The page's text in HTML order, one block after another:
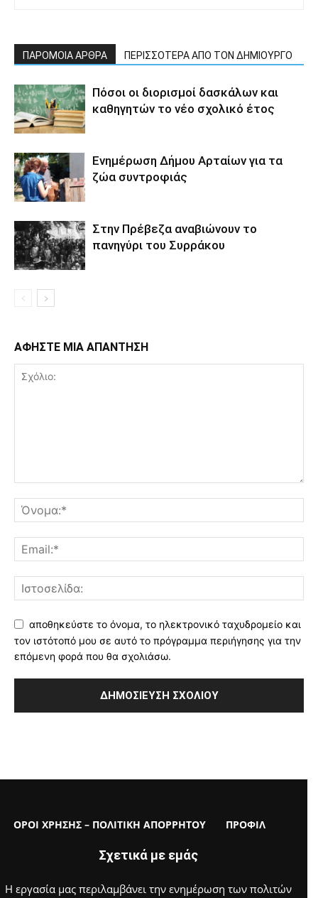
ΠΑΡΟΜΟΙΑ ΑΡΘΡΑ ΠΕΡΙΣΣΟΤΕΡΑ ΑΠΟ ΤΟΝ ΔΗΜΙΟΥΡΓΟ
Πόσοι οι διορισμοί δασκάλων και
καθηγητών το νέο σχολικό έτος
Ενημέρωση Δήμου Αρταίων για τα
ζώα συντροφιάς
Στην Πρέβεζα αναβιώνουν το
πανηγύρι του Συρράκου
ΑΦΗΣΤΕ ΜΙΑ ΑΠΑΝΤΗΣΗ
αποθηκεύστε το όνομα, το ηλεκτρονικό ταχυδρομείο και
τον ιστότοπό μου σε αυτό το πρόγραμμα περιήγησης για την
επόμενη φορά που θα σχολιάσω.
ΟΡΟΙ ΧΡΗΣΗΣ – ΠΟΛΙΤΙΚΗ ΑΠΟΡΡΗΤΟΥ ΠΡΟΦΙΛ
Σχετικά με εμάς
Η εργασία μας περιλαμβάνει την ενημέρωση των πολιτών